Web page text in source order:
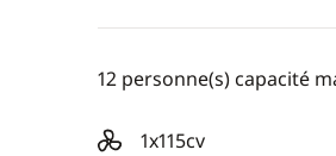
12 personne(s) capacité
1x115cv
motorisation